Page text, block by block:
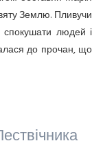
Землю. Пливучи
людей і
до прочан, що